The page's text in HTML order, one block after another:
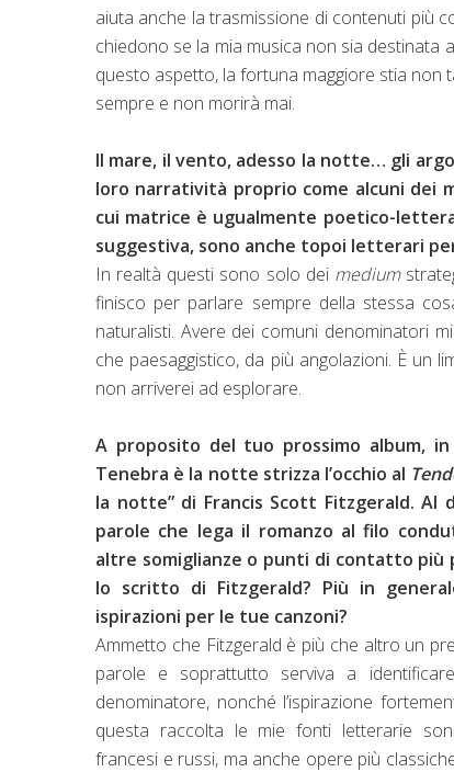
aiuta anche la trasmissione di contenuti più
chiedono se la mia musica non sia destinata
questo aspetto, la fortuna maggiore stia non
sempre e non morirà mai.
Il mare, il vento, adesso la notte… gli
loro narratività proprio come alcuni dei
cui matrice è ugualmente poetico-
suggestiva, sono anche topoi letterari
In realtà questi sono solo dei medium
finisco per parlare sempre della stessa
naturalisti. Avere dei comuni denominatori
che paesaggistico, da più angolazioni. È un
non arriverei ad esplorare.
A proposito del tuo prossimo album,
Tenebra è la notte strizza l’occhio al
la notte” di Francis Scott Fitzgerald. Al
parole che lega il romanzo al filo
altre somiglianze o punti di contatto più
lo scritto di Fitzgerald? Più in
ispirazioni per le tue canzoni?
Ammetto che Fitzgerald è più che altro un
parole e soprattutto serviva a
denominatore, nonché l’ispirazione
questa raccolta le mie fonti letterarie
francesi e russi, ma anche opere più